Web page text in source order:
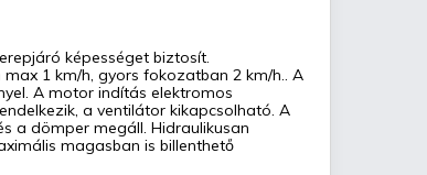
képességet biztosít.
1 km/h, gyors fokozatban 2 km/h.. A
A motor indítás elektromos
a ventilátor kikapcsolható. A
a dömper megáll. Hidraulikusan
magasban is billenthető